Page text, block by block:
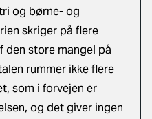
og børne- og
skriger på flere
store mangel på
rummer ikke flere
som i forvejen er
og det giver ingen